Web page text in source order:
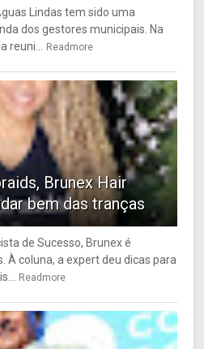
Lindas tem sido uma
dos gestores municipais. Na
reuni...
Readmore
Brunex Hair
bem das tranças
de Sucesso, Brunex é
À coluna, a expert deu dicas para
Readmore